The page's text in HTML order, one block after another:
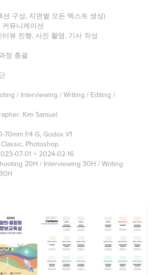
션 구성, 지면별 모든 텍스트 생성)
커뮤니케이션
뷰 진행, 사진 촬영, 기사 작성
정 총괄
/ Interviewing / Writing / Editing /
Kim Samuel
70mm f/4 G, Godox V1
Photoshop
07-01 ~ 2024-02-16
20H / Interviewing 30H / Writing